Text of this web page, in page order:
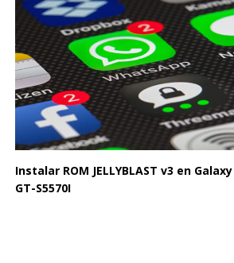
Instalar ROM JELLYBLAST v3 en
GT-S5570I